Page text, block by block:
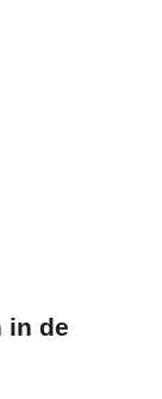
in de